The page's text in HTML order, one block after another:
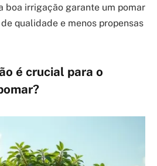
boa irrigação garante um pomar
qualidade e menos propensas
é crucial para o